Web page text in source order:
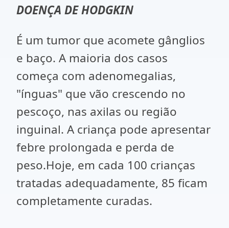
DOENÇA DE HODGKIN
É um tumor que acomete gânglios
e baço. A maioria dos casos
começa com adenomegalias,
"ínguas" que vão crescendo no
pescoço, nas axilas ou região
inguinal. A criança pode apresentar
febre prolongada e perda de
peso.Hoje, em cada 100 crianças
tratadas adequadamente, 85 ficam
completamente curadas.